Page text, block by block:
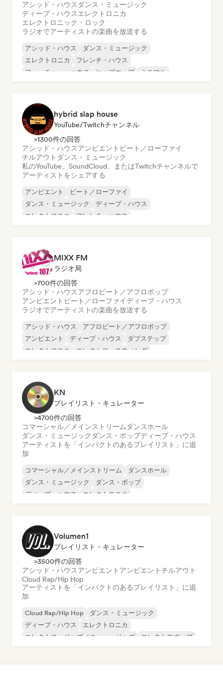
アシッド・ハウス ダンス・ミュージック
ディープ・ハウスエレクトロニカ
エレクトロニック・ロック
ラジオでアーティストの楽曲を放送する
アシッド・ハウス
ダンス・ミュージック
エレクトロニカ
フレンチ・ハウス
フューチャー・ハウス
ヒップホップ
ミニマル
hybrid slap house
YouTube/Twitchチャンネル
>1300件の回答
アシッド・ハウスアンビエント ビート／ローファイ
チルアウト ダンス・ミュージック
私のYouTube、SoundCloud、またはTwitchチャンネルで
アーティストをシェアする
アンビエント
ビート／ローファイ
ダンス・ミュージック
ディープ・ハウス
エレクトロニカ
フレンチ・ハウス
MIXX FM
ラジオ局
>700件の回答
アシッド・ハウスアフロビート／アフロポップ
アンビエント ビート／ローファイディープ・ハウス
ラジオでアーティストの楽曲を放送する
アシッド・ハウス
アフロビート／アフロポップ
アンビエント
ディープ・ハウス
ダブステップ
エレクトロニカ
エレクトロ・スウィング
KN
プレイリスト・キュレーター
>4700件の回答
コマーシャル／メインストリーム ダンスホール
ダンス・ミュージック ダンス・ポップディープ・ハウス
アーティストを「インパクトのあるプレイリスト」に追
加
コマーシャル／メインストリーム
ダンスホール
ダンス・ミュージック
ダンス・ポップ
ディープ・ハウス
エレクトロニカ
Volumen1
プレイリスト・キュレーター
>3500件の回答
アシッド・ハウスアンビエント アンビエント チルアウト
Cloud Rap/Hip Hop
アーティストを「インパクトのあるプレイリスト」に追
加
Cloud Rap/Hip Hop
ダンス・ミュージック
ディープ・ハウス
エレクトロニカ
エレクトロ・ジャズ／ニュー・ジャズ
エレクトロポップ